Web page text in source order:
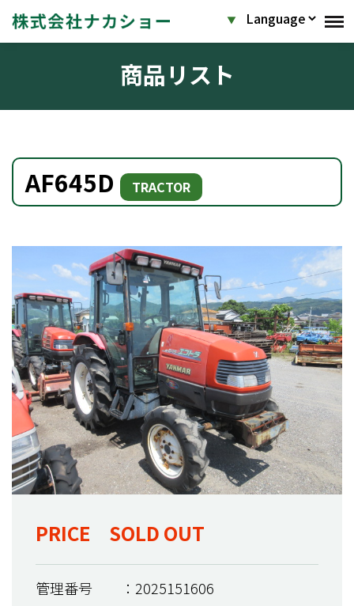
商品リスト
AF645D TRACTOR
PRICE SOLD OUT
管理番号
：2025151606